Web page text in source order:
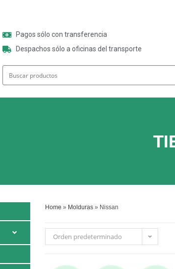
Pagos sólo con transferencia
Despachos sólo a oficinas del transporte
Home » Molduras» Nissan
Orden predeterminado